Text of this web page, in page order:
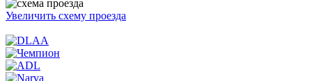
Увеличить схему проезда